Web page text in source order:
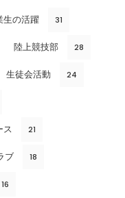
生の活躍 31
陸上競技部 28
生徒会活動 24
ス 21
ブ 18
16